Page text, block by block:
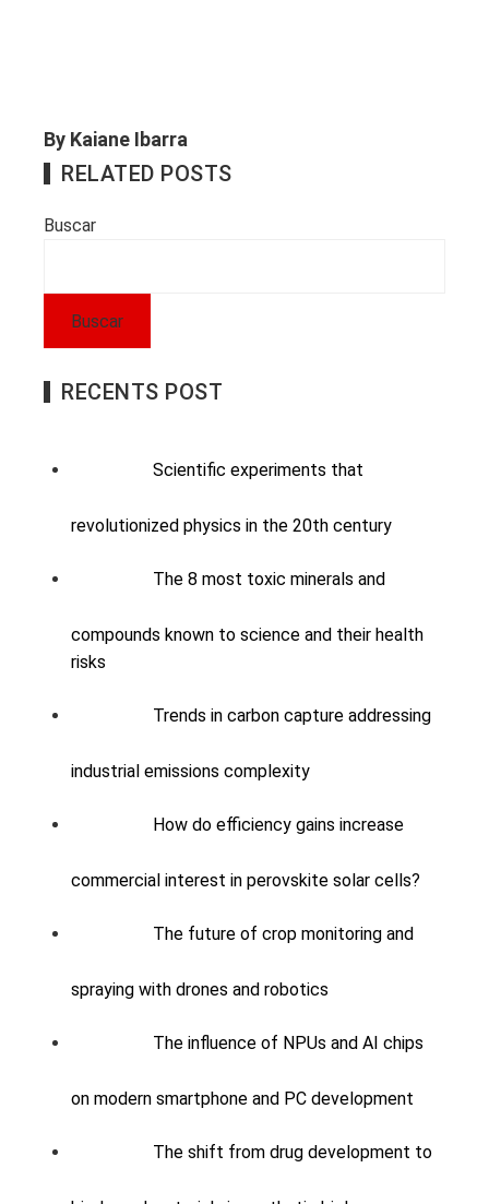
By Kaiane Ibarra
RELATED POSTS
Buscar
Buscar
RECENTS POST
Scientific experiments that
revolutionized physics in the 20th century
The 8 most toxic minerals and
compounds known to science and their health
risks
Trends in carbon capture addressing
industrial emissions complexity
How do efficiency gains increase
commercial interest in perovskite solar cells?
The future of crop monitoring and
spraying with drones and robotics
The influence of NPUs and AI chips
on modern smartphone and PC development
The shift from drug development to